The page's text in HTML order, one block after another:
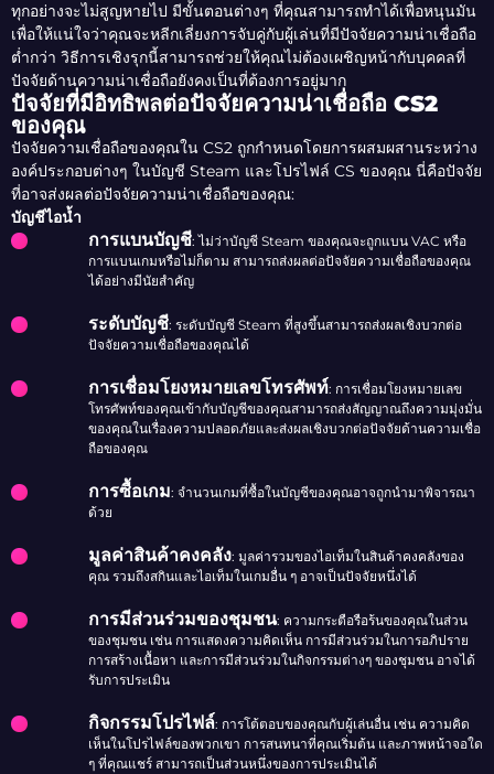
ทุกอย่างจะไม่สูญหายไป มีขั้นตอนต่างๆ ที่คุณสามารถทำได้เพื่อหนุนมัน
เพื่อให้แน่ใจว่าคุณจะหลีกเลี่ยงการจับคู่กับผู้เล่นที่มีปัจจัยความน่าเชื่อถือ
ต่ำกว่า วิธีการเชิงรุกนี้สามารถช่วยให้คุณไม่ต้องเผชิญหน้ากับบุคคลที่
ปัจจัยด้านความน่าเชื่อถือยังคงเป็นที่ต้องการอยู่มาก
ปัจจัยที่มีอิทธิพลต่อปัจจัยความน่าเชื่อถือ CS2
ของคุณ
ปัจจัยความเชื่อถือของคุณใน CS2 ถูกกำหนดโดยการผสมผสานระหว่าง
องค์ประกอบต่างๆ ในบัญชี Steam และโปรไฟล์ CS ของคุณ นี่คือปัจจัย
ที่อาจส่งผลต่อปัจจัยความน่าเชื่อถือของคุณ:
บัญชีไอน้ำ
การแบนบัญชี: ไม่ว่าบัญชี Steam ของคุณจะถูกแบน VAC หรือ
การแบนเกมหรือไม่ก็ตาม สามารถส่งผลต่อปัจจัยความเชื่อถือของคุณ
ได้อย่างมีนัยสำคัญ
ระดับบัญชี: ระดับบัญชี Steam ที่สูงขึ้นสามารถส่งผลเชิงบวกต่อ
ปัจจัยความเชื่อถือของคุณได้
การเชื่อมโยงหมายเลขโทรศัพท์: การเชื่อมโยงหมายเลข
โทรศัพท์ของคุณเข้ากับบัญชีของคุณสามารถส่งสัญญาณถึงความมุ่งมั่น
ของคุณในเรื่องความปลอดภัยและส่งผลเชิงบวกต่อปัจจัยด้านความเชื่อ
ถือของคุณ
การซื้อเกม: จำนวนเกมที่ซื้อในบัญชีของคุณอาจถูกนำมาพิจารณา
ด้วย
มูลค่าสินค้าคงคลัง: มูลค่ารวมของไอเท็มในสินค้าคงคลังของ
คุณ รวมถึงสกินและไอเท็มในเกมอื่น ๆ อาจเป็นปัจจัยหนึ่งได้
การมีส่วนร่วมของชุมชน: ความกระตือรือร้นของคุณในส่วน
ของชุมชน เช่น การแสดงความคิดเห็น การมีส่วนร่วมในการอภิปราย
การสร้างเนื้อหา และการมีส่วนร่วมในกิจกรรมต่างๆ ของชุมชน อาจได้
รับการประเมิน
กิจกรรมโปรไฟล์: การโต้ตอบของคุณกับผู้เล่นอื่น เช่น ความคิด
เห็นในโปรไฟล์ของพวกเขา การสนทนาที่คุณเริ่มต้น และภาพหน้าจอใด
ๆ ที่คุณแชร์ สามารถเป็นส่วนหนึ่งของการประเมินได้